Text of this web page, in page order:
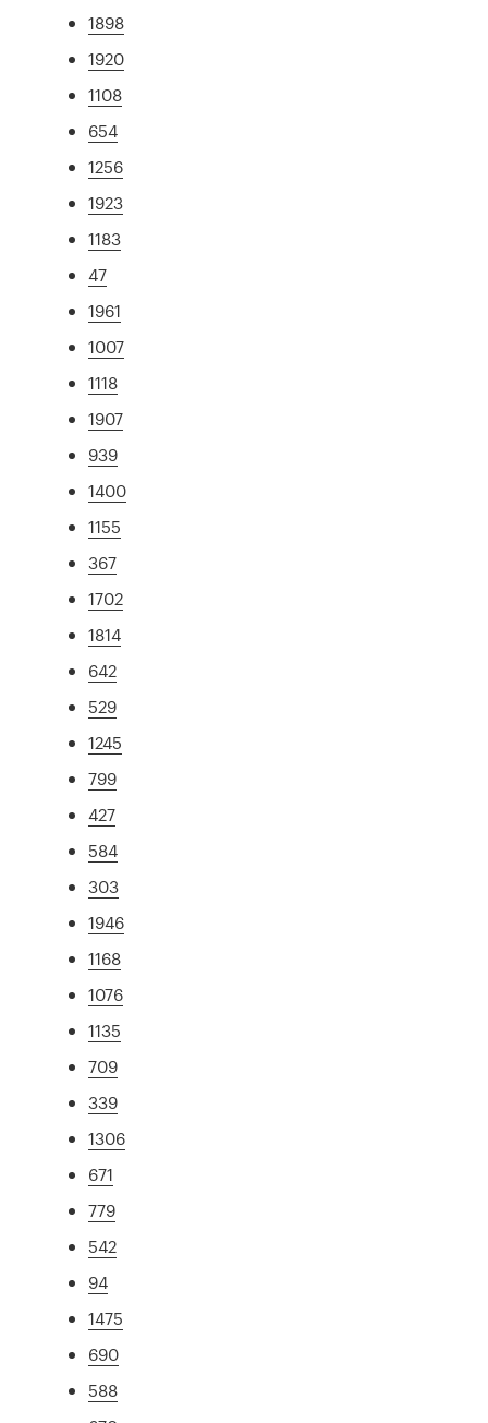
1898
1920
1108
654
1256
1923
1183
47
1961
1007
1118
1907
939
1400
1155
367
1702
1814
642
529
1245
799
427
584
303
1946
1168
1076
1135
709
339
1306
671
779
542
94
1475
690
588